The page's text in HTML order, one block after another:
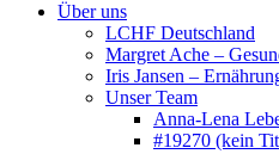
Über uns
LCHF Deutschland
Margret Ache –
Iris Jansen –
Unser Team
Anna-Lena
#19270 (kein